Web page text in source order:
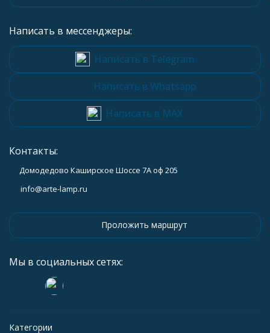
Написать в мессенджеры:
Написать в Telegram
Написать в Whatsapp
Написать в MAX
Контакты:
Домодедово Каширское Шоссе 7А оф 205
info@arte-lamp.ru
Проложить маршрут
Мы в социальных сетях:
Категории